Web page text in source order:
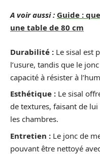
A voir aussi : Guide :
une table de 80 cm
Durabilité : Le sisal est
l’usure, tandis que le
capacité à résister à
Esthétique : Le sisal
de textures, faisant de
les chambres.
Entretien : Le jonc de
pouvant être nettoyé